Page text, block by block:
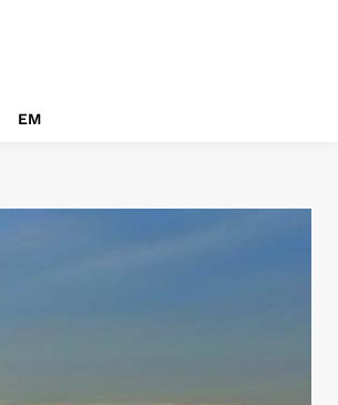
EM